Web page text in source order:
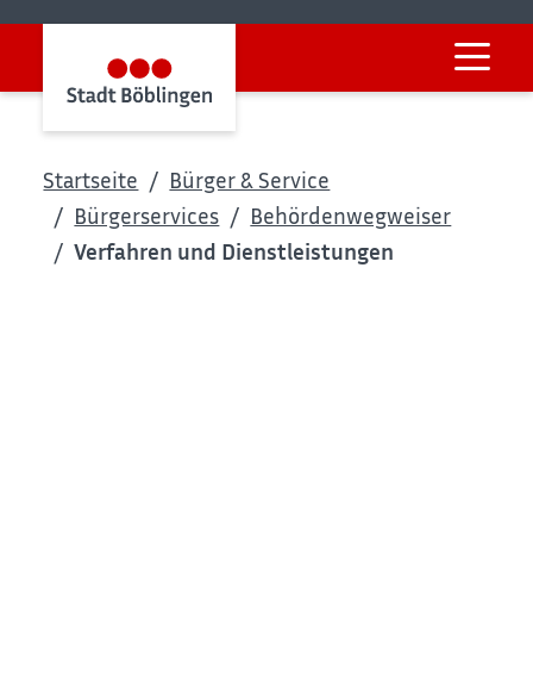
Startseite
Bürger & Service
Bürgerservices
Behördenwegweiser
Verfahren und Dienstleistungen